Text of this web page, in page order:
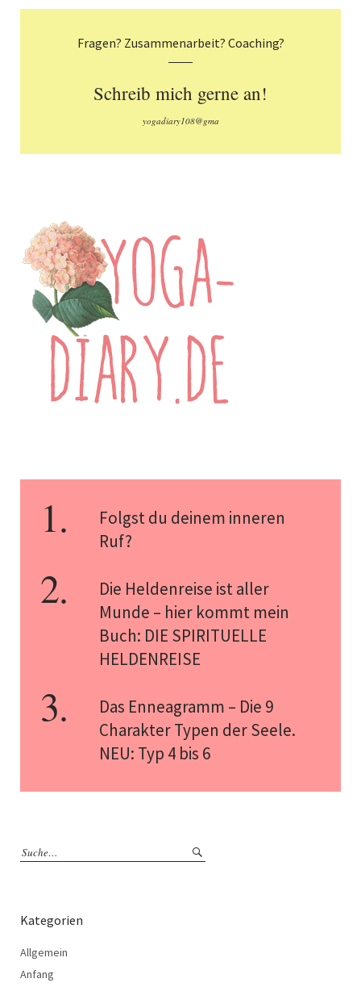
Fragen? Zusammenarbeit? Coaching?
Schreib mich gerne an!
yogadiary108@gma
Folgst du deinem inneren
Ruf?
Die Heldenreise ist aller
Munde – hier kommt mein
Buch: DIE SPIRITUELLE
HELDENREISE
Das Enneagramm – Die 9
Charakter Typen der Seele.
NEU: Typ 4 bis 6
Kategorien
Allgemein
Anfang